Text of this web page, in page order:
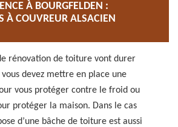
À BOURGFELDEN :
À COUVREUR ALSACIEN
rénovation de toiture vont durer
devez mettre en place une
vous protéger contre le froid ou
protéger la maison. Dans le cas
d’une bâche de toiture est aussi